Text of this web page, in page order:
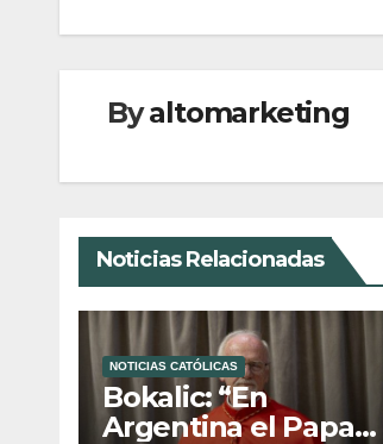
entradas
Byaltomarketing
Noticias Relacionadas
NOTICIAS CATÓLICAS
Bokalic: “En
Argentina el Papa